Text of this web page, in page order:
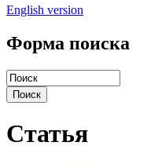
English version
Форма поиска
Статья